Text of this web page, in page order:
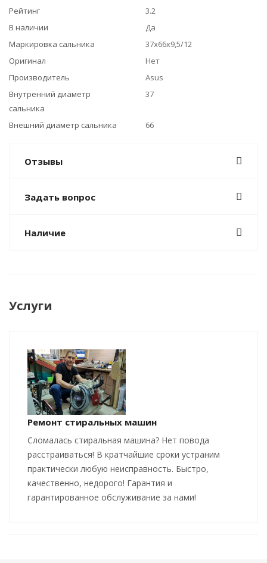
Рейтинг
3.2
В наличии
Да
Маркировка сальника
37x66x9,5/12
Оригинал
Нет
Производитель
Asus
Внутренний диаметр
сальника
37
Внешний диаметр сальника 66
Отзывы
Задать вопрос
Наличие
Услуги
Ремонт стиральных машин
Сломалась стиральная машина? Нет повода
расстраиваться! В кратчайшие сроки устраним
практически любую неисправность. Быстро,
качественно, недорого! Гарантия и
гарантированное обслуживание за нами!